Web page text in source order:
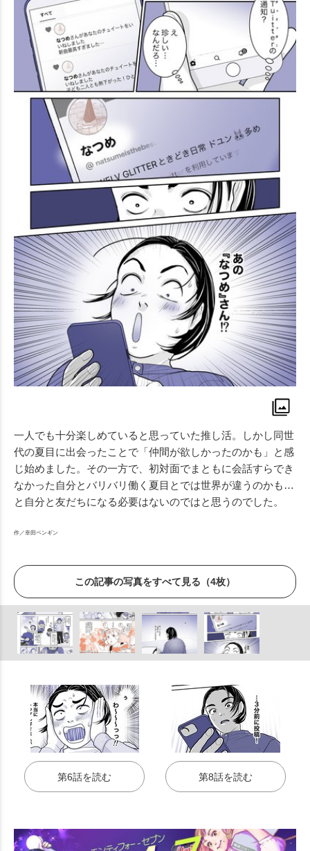
一人でも十分楽しめていると思っていた推し活。しかし同世
代の夏目に出会ったことで「仲間が欲しかったのかも」と感
じ始めました。その一方で、初対面でまともに会話すらでき
なかった自分とバリバリ働く夏目とでは世界が違うのかも…
と自分と友だちになる必要はないのではと思うのでした。
作／幸田ペンギン
この記事の写真をすべて見る（4枚）
第6話を読む 第8話を読む